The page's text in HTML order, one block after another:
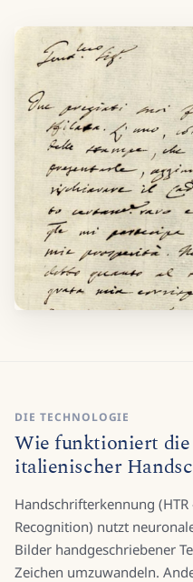
DIE TECHNOLOGIE
Wie funktioniert
italienischer
Handschrifterkennung
Recognition) nutzt
Bilder handgeschriebener
Zeichen umzuwandeln.